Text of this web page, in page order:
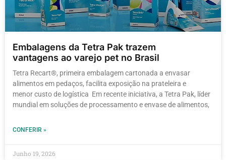
Embalagens da Tetra Pak trazem
vantagens ao varejo pet no Brasil
Tetra Recart®, primeira embalagem cartonada a envasar
alimentos em pedaços, facilita exposição na prateleira e
menor custo de logística Em recente iniciativa, a Tetra Pak, líder
mundial em soluções de processamento e envase de alimentos,
CONFERIR »
Junho 19, 2026